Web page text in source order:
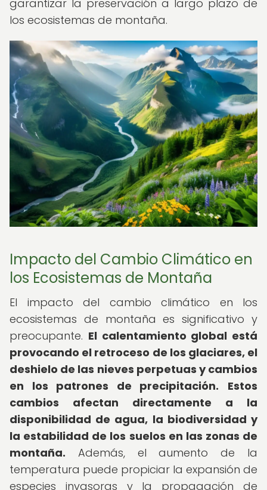
garantizar la preservación a largo plazo de
los ecosistemas de montaña.
Impacto del Cambio Climático en
los Ecosistemas de Montaña
El impacto del cambio climático en los
ecosistemas de montaña es significativo y
preocupante. El calentamiento global está
provocando el retroceso de los glaciares, el
deshielo de las nieves perpetuas y cambios
en los patrones de precipitación.
Estos
cambios afectan directamente a la
disponibilidad de agua, la biodiversidad y
la estabilidad de los suelos en las zonas de
montaña. Además, el aumento de la
temperatura puede propiciar la expansión de
especies invasoras y la propagación de